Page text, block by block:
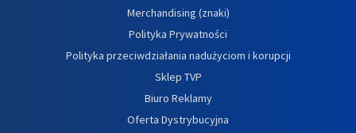
Merchandising (znaki)
Polityka Prywatności
Polityka przeciwdziałania nadużyciom i korupcji
Sklep TVP
Biuro Reklamy
Oferta Dystrybucyjna